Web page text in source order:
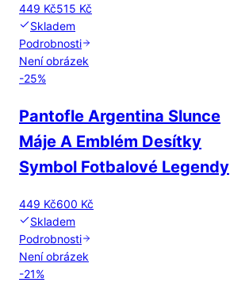
449 Kč515 Kč
Skladem
Podrobnosti
Není obrázek
-25%
Pantofle Argentina Slunce
Máje A Emblém Desítky
Symbol Fotbalové Legendy
449 Kč600 Kč
Skladem
Podrobnosti
Není obrázek
-21%